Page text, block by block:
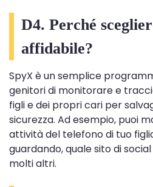
D4. Perché
affidabile?
SpyX è un semplice
genitori di monitorare e
figli e dei propri cari per
sicurezza. Ad esempio, puoi
attività del telefono di tuo
guardando, quale sito di
molti altri.